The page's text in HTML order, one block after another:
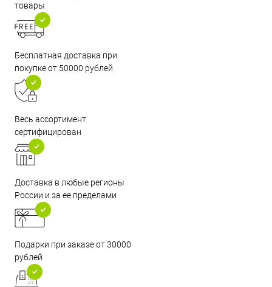
товары
Бесплатная доставка при
покупке от 50000 рублей
Весь ассортимент
сертифицирован
Доставка в любые регионы
России и за ее пределами
Подарки при заказе от 30000
рублей